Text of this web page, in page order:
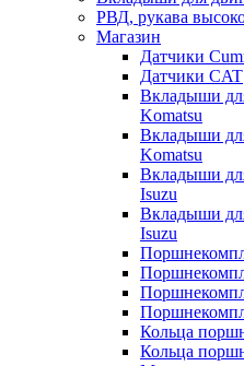
РВД, рукава
Магазин
Датчики
Датчики CAT
Вкладыши
Komatsu
Вкладыши
Komatsu
Вкладыши
Isuzu
Вкладыши
Isuzu
Кольца
Кольца